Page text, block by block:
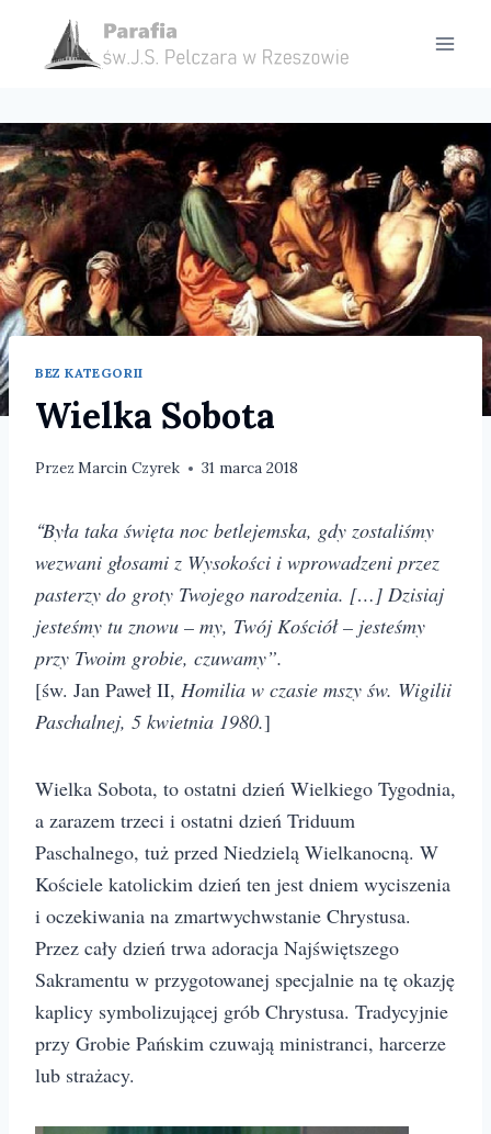
treści
BEZ KATEGORII
Wielka Sobota
Przez Marcin Czyrek 31 marca 2018
“Była taka święta noc betlejemska, gdy zostaliśmy
wezwani głosami z Wysokości i wprowadzeni przez
pasterzy do groty Twojego narodzenia. […] Dzisiaj
jesteśmy tu znowu – my, Twój Kościół – jesteśmy
przy Twoim grobie, czuwamy”.
[św. Jan Paweł II, Homilia w czasie mszy św. Wigilii
Paschalnej, 5 kwietnia 1980.]
Wielka Sobota, to ostatni dzień Wielkiego Tygodnia,
a zarazem trzeci i ostatni dzień Triduum
Paschalnego, tuż przed Niedzielą Wielkanocną. W
Kościele katolickim dzień ten jest dniem wyciszenia
i oczekiwania na zmartwychwstanie Chrystusa.
Przez cały dzień trwa adoracja Najświętszego
Sakramentu w przygotowanej specjalnie na tę okazję
kaplicy symbolizującej grób Chrystusa. Tradycyjnie
przy Grobie Pańskim czuwają ministranci, harcerze
lub strażacy.